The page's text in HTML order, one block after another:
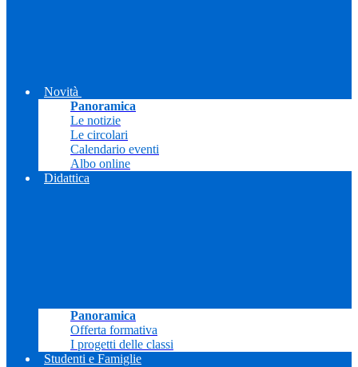
Novità
Panoramica
Le notizie
Le circolari
Calendario eventi
Albo online
Didattica
Panoramica
Offerta formativa
I progetti delle classi
Studenti e Famiglie